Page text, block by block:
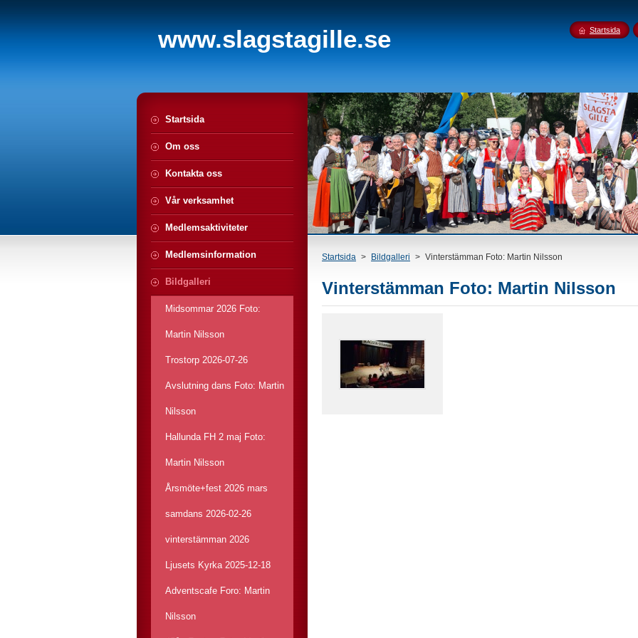
www.slagstagille.se
Startsida > Bildgalleri > Vinterstämman Foto: Martin Nilsson
Vinterstämman Foto: Martin Nilsson
Startsida
Om oss
Kontakta oss
Vår verksamhet
Medlemsaktiviteter
Medlemsinformation
Bildgalleri
Midsommar 2026 Foto:
Martin Nilsson
Trostorp 2026-07-26
Avslutning dans Foto: Martin
Nilsson
Hallunda FH 2 maj Foto:
Martin Nilsson
Årsmöte+fest 2026 mars
samdans 2026-02-26
vinterstämman 2026
Ljusets Kyrka 2025-12-18
Adventscafe Foro: Martin
Nilsson
Startsida